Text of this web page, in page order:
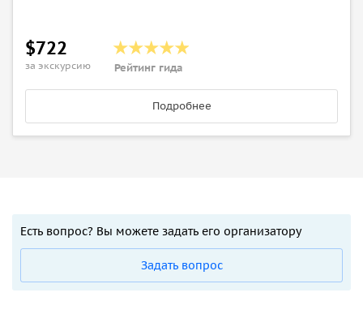
$722
за экскурсию Рейтинг гида
Подробнее
Есть вопрос? Вы можете задать его организатору
Задать вопрос